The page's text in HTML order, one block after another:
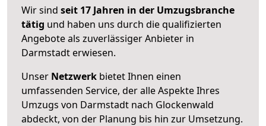
Wir sind seit 17 Jahren in der Umzugsbranche
tätig und haben uns durch die qualifizierten
Angebote als zuverlässiger Anbieter in
Darmstadt erwiesen.
Unser Netzwerk bietet Ihnen einen
umfassenden Service, der alle Aspekte Ihres
Umzugs von Darmstadt nach Glockenwald
abdeckt, von der Planung bis hin zur Umsetzung.